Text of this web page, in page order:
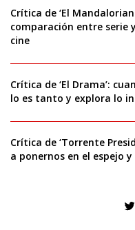
Crítica de ‘El
comparación entre serie
cine
Crítica de ‘El Drama’:
lo es tanto y explora lo
Crítica de ‘Torrente
a ponernos en el espejo